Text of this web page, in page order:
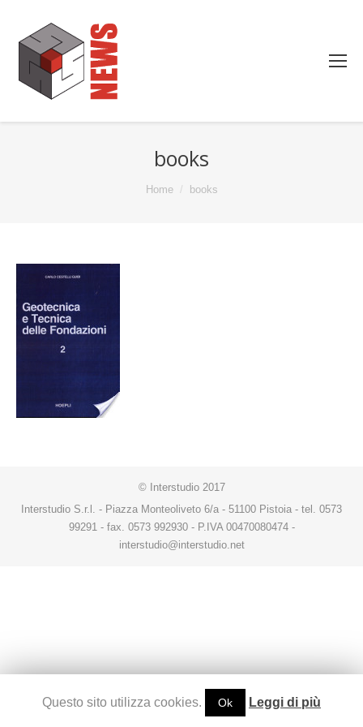
books
Home books
© Interstudio 2017
Interstudio S.r.l. - Piazza Monteoliveto 6/a - 51100 Pistoia - tel. 0573
99291 - fax. 0573 992930 - P.IVA 00470080474 -
interstudio@interstudio.net
Questo sito utilizza cookies. Ok Leggi di più